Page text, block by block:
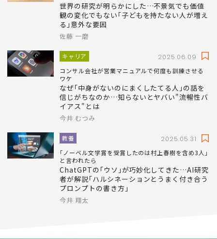
世界の研究が明らかにした…不景気でも価値
観の変化でもない｢子どもを持たない人が増え
る｣意外な要因
佐藤 一磨
キャリア 2025.06.09
コンサル会社が営業マニュアルで何度も訓練させる
ワケ
なぜ｢中身がないのにまくしたてる人｣の話を
信じがちなのか…知らないとヤバい"流暢性バ
イアス"とは
今井 むつみ
教養 2025.05.31
｢ノーベル文学賞を受賞したのは村上春樹を含め3人｣
と言われたら
ChatGPTの｢ウソ｣が巧妙化してきた…AI研究
者が解説｢ハルシネーションとうまく付き合う
プロンプトの書き方｣
今井 翔太